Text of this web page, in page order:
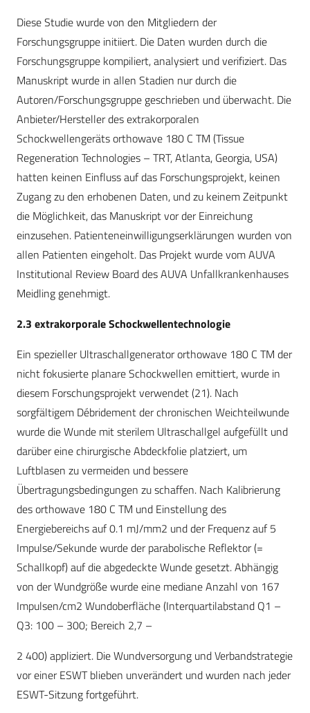
Diese Studie wurde von den Mitgliedern der
Forschungsgruppe initiiert. Die Daten wurden durch die
Forschungsgruppe kompiliert, analysiert und verifiziert. Das
Manuskript wurde in allen Stadien nur durch die
Autoren/Forschungsgruppe geschrieben und überwacht. Die
Anbieter/Hersteller des extrakorporalen
Schockwellengeräts orthowave 180 C TM (Tissue
Regeneration Technologies – TRT, Atlanta, Georgia, USA)
hatten keinen Einfluss auf das Forschungsprojekt, keinen
Zugang zu den erhobenen Daten, und zu keinem Zeitpunkt
die Möglichkeit, das Manuskript vor der Einreichung
einzusehen. Patienteneinwilligungserklärungen wurden von
allen Patienten eingeholt. Das Projekt wurde vom AUVA
Institutional Review Board des AUVA Unfallkrankenhauses
Meidling genehmigt.
2.3 extrakorporale Schockwellentechnologie
Ein spezieller Ultraschallgenerator orthowave 180 C TM der
nicht fokusierte planare Schockwellen emittiert, wurde in
diesem Forschungsprojekt verwendet (21). Nach
sorgfältigem Débridement der chronischen Weichteilwunde
wurde die Wunde mit sterilem Ultraschallgel aufgefüllt und
darüber eine chirurgische Abdeckfolie platziert, um
Luftblasen zu vermeiden und bessere
Übertragungsbedingungen zu schaffen. Nach Kalibrierung
des orthowave 180 C TM und Einstellung des
Energiebereichs auf 0.1 mJ/mm2 und der Frequenz auf 5
Impulse/Sekunde wurde der parabolische Reflektor (=
Schallkopf) auf die abgedeckte Wunde gesetzt. Abhängig
von der Wundgröße wurde eine mediane Anzahl von 167
Impulsen/cm2 Wundoberfläche (Interquartilabstand Q1 –
Q3: 100 – 300; Bereich 2,7 –
2 400) appliziert. Die Wundversorgung und Verbandstrategie
vor einer ESWT blieben unverändert und wurden nach jeder
ESWT-Sitzung fortgeführt.